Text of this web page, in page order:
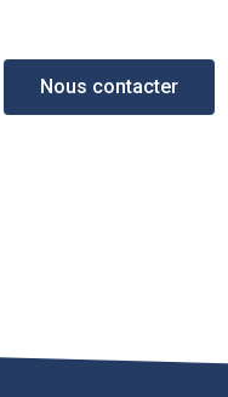
Nous contacter